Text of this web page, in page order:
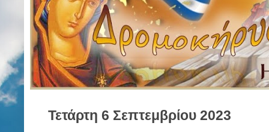
Τετάρτη 6 Σεπτεμβρίου 2023